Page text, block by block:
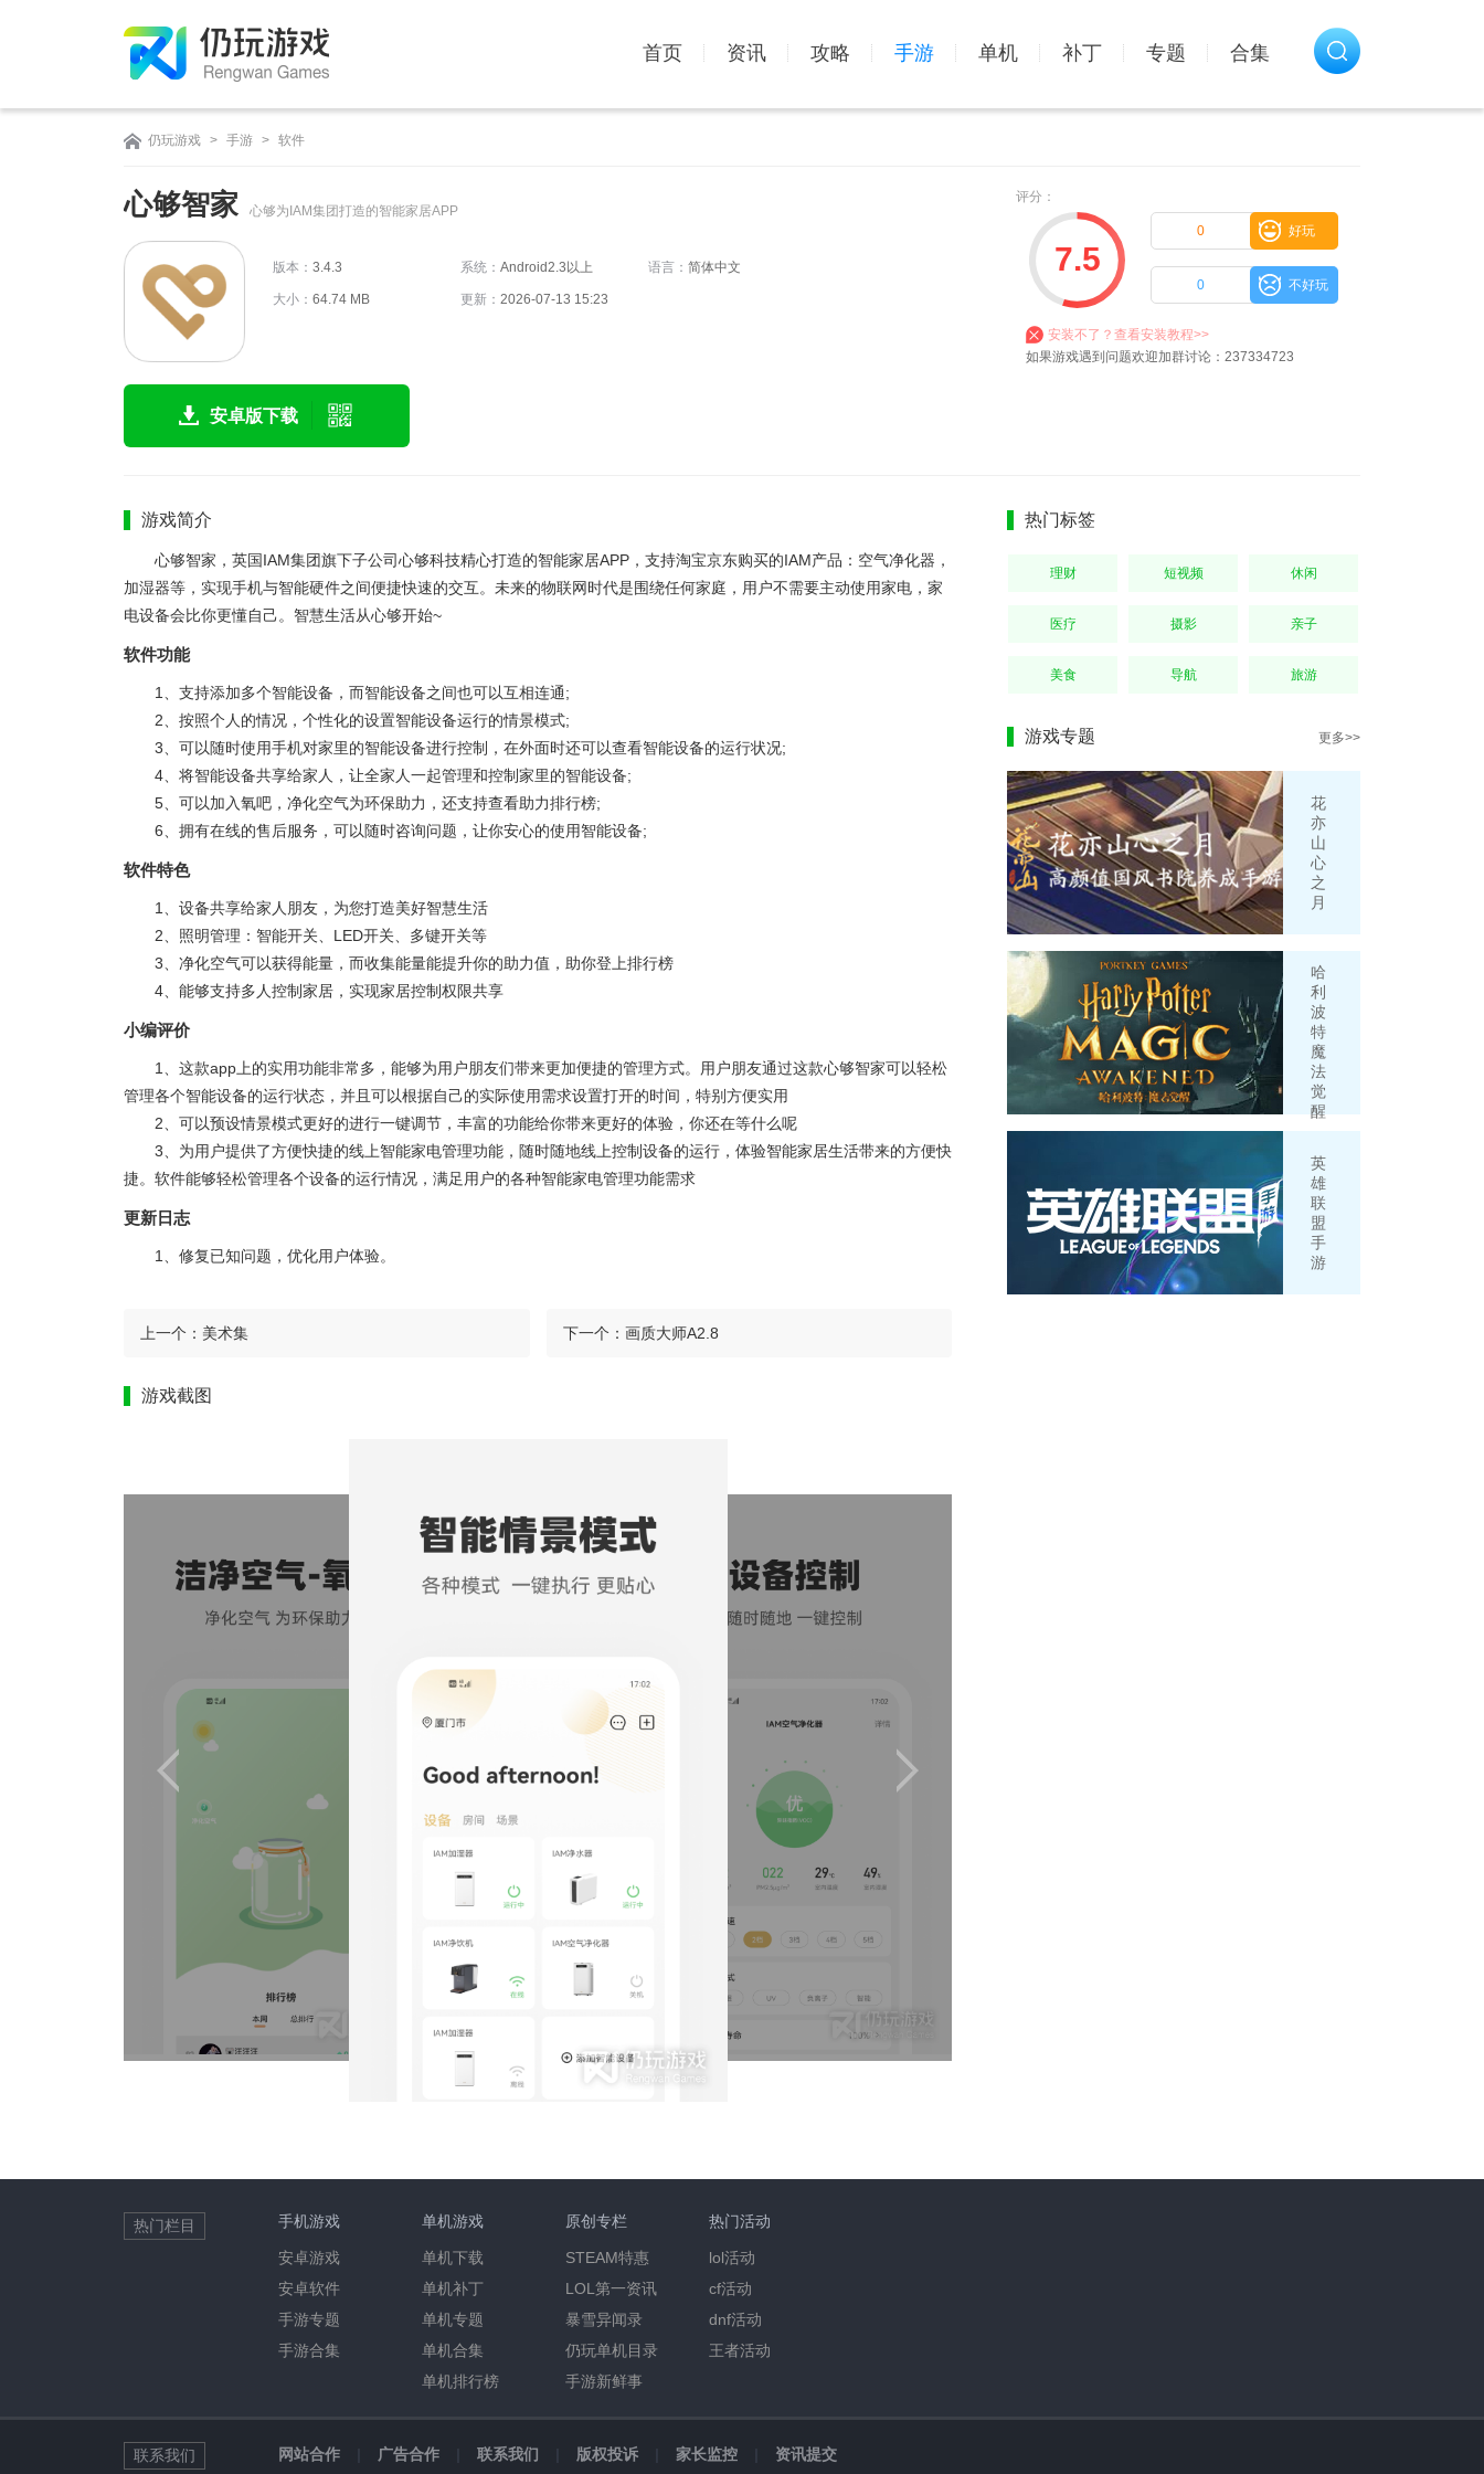
首页 资讯 攻略 手游 单机 补丁 专题 合集
仍玩游戏 > 手游 > 软件
评分：
7.5
好玩
0
不好玩
0
心够智家 心够为IAM集团打造的智能家居APP
版本： 3.4.3 系统： Android2.3以上 语言： 简体中文
大小： 64.74 MB 更新： 2026-07-13 15:23
安卓版下载
安装不了？查看安装教程>>
如果游戏遇到问题欢迎加群讨论：237334723
游戏简介
心够智家，英国IAM集团旗下子公司心够科技精心打造的智能家居APP，支持淘宝京东购买的IAM产品：空气净化器，
加湿器等，实现手机与智能硬件之间便捷快速的交互。未来的物联网时代是围绕任何家庭，用户不需要主动使用家电，家
电设备会比你更懂自己。智慧生活从心够开始~
软件功能
1、支持添加多个智能设备，而智能设备之间也可以互相连通;
2、按照个人的情况，个性化的设置智能设备运行的情景模式;
3、可以随时使用手机对家里的智能设备进行控制，在外面时还可以查看智能设备的运行状况;
4、将智能设备共享给家人，让全家人一起管理和控制家里的智能设备;
5、可以加入氧吧，净化空气为环保助力，还支持查看助力排行榜;
6、拥有在线的售后服务，可以随时咨询问题，让你安心的使用智能设备;
软件特色
1、设备共享给家人朋友，为您打造美好智慧生活
2、照明管理：智能开关、LED开关、多键开关等
3、净化空气可以获得能量，而收集能量能提升你的助力值，助你登上排行榜
4、能够支持多人控制家居，实现家居控制权限共享
小编评价
1、这款app上的实用功能非常多，能够为用户朋友们带来更加便捷的管理方式。用户朋友通过这款心够智家可以轻松
管理各个智能设备的运行状态，并且可以根据自己的实际使用需求设置打开的时间，特别方便实用
2、可以预设情景模式更好的进行一键调节，丰富的功能给你带来更好的体验，你还在等什么呢
3、为用户提供了方便快捷的线上智能家电管理功能，随时随地线上控制设备的运行，体验智能家居生活带来的方便快
捷。软件能够轻松管理各个设备的运行情况，满足用户的各种智能家电管理功能需求
更新日志
1、修复已知问题，优化用户体验。
上一个： 美术集 下一个： 画质大师A2.8
游戏截图
热门标签
理财 短视频 休闲
医疗 摄影 亲子
美食 导航 旅游
游戏专题 更多>>
花
亦
山
心
之
月
哈
利
波
特
魔
法
觉
醒
英
雄
联
盟
手
游
手机游戏
安卓游戏
安卓软件
手游专题
手游合集
单机游戏
单机下载
单机补丁
单机专题
单机合集
单机排行榜
原创专栏
STEAM特惠
LOL第一资讯
暴雪异闻录
仍玩单机目录
手游新鲜事
热门活动
lol活动
cf活动
dnf活动
王者活动
热门栏目
联系我们 网站合作 广告合作 联系我们 版权投诉 家长监控 资讯提交